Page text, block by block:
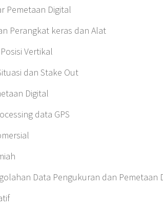
Pemetaan Digital
Perangkat keras dan Alat
Vertikal
dan Stake Out
Digital
data GPS
Data Pengukuran dan Pemetaan